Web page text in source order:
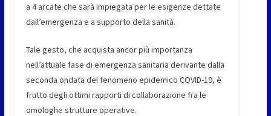
a 4 arcate che sarà impiegata per le esigenze dettate
dall’emergenza e a supporto della sanità.
Tale gesto, che acquista ancor più importanza
nell’attuale fase di emergenza sanitaria derivante dalla
seconda ondata del fenomeno epidemico COVID-19, è
frutto degli ottimi rapporti di collaborazione fra le
omologhe strutture operative.